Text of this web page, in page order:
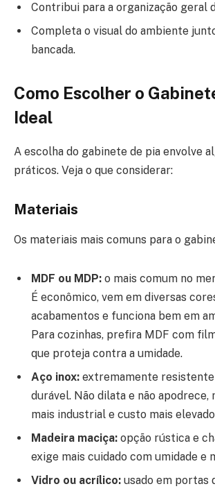
Contribui para a organização geral
Completa o visual do ambiente
bancada.
Como Escolher o
Ideal
A escolha do gabinete de pia envolve
práticos. Veja o que considerar:
Materiais
Os materiais mais comuns para o
MDF ou MDP: o mais comum no
É econômico, vem em diversas
acabamentos e funciona bem em
Para cozinhas, prefira MDF com
que proteja contra a umidade.
Aço inox: extremamente resistente
durável. Não dilata e não apodrece,
mais industrial e custo mais
Madeira maciça: opção rústica e
exige mais cuidado com umidade e
Vidro ou acrílico: usado em portas